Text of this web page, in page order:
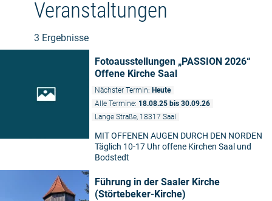
Veranstaltungen
3 Ergebnisse
Fotoausstellungen „PASSION 2026“
Offene Kirche Saal
Nächster Termin: Heute
Alle Termine: 18.08.25 bis 30.09.26
Lange Straße, 18317 Saal
MIT OFFENEN AUGEN DURCH DEN NORDEN
Täglich 10-17 Uhr offene Kirchen Saal und
Bodstedt
Führung in der Saaler Kirche
(Störtebeker-Kirche)